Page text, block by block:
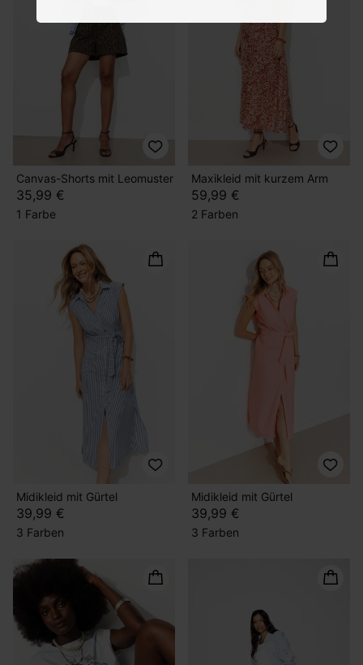
Canvas-Shorts mit Leomuster
35,99 €
1 Farbe
Maxikleid mit kurzem Arm
59,99 €
2 Farben
Midikleid mit Gürtel
39,99 €
3 Farben
Midikleid mit Gürtel
39,99 €
3 Farben